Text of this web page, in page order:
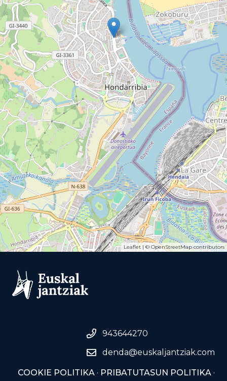
Leaflet| © OpenStreetMapcontributors
943644270
denda@euskaljantziak.com
COOKIE POLITIKA · PRIBATUTASUN POLITIKA ·